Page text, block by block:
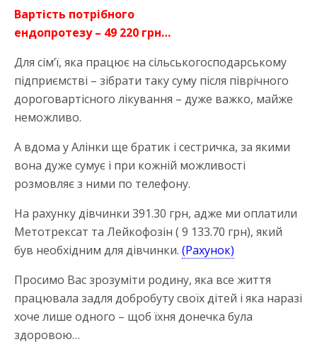
Вартість потрібного
ендопротезу – 49 220 грн…
Для сім’ї, яка працює на сільськогосподарському
підприємстві – зібрати таку суму після піврічного
дороговартісного лікування – дуже важко, майже
неможливо.
А вдома у Алінки ще братик і сестричка, за якими
вона дуже сумує і при кожній можливості
розмовляє з ними по телефону.
На рахунку дівчинки 391.30 грн, адже ми оплатили
Метотрексат та Лейкофозін ( 9 133.70 грн), який
був необхідним для дівчинки. (Рахунок)
Просимо Вас зрозуміти родину, яка все життя
працювала задля добробуту своїх дітей і яка наразі
хоче лише одного – щоб їхня донечка була
здоровою…